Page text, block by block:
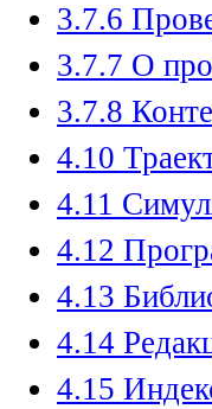
3.7.6
3.7.7 О
3.7.8
4.10
4.11
4.12
4.13
4.14
4.15